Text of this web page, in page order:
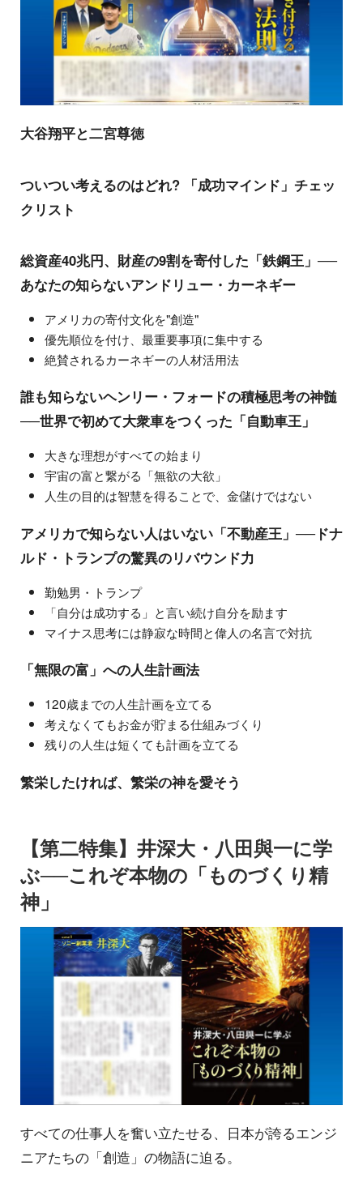
大谷翔平と二宮尊徳
ついつい考えるのはどれ? 「成功マインド」チェッ
クリスト
総資産40兆円、財産の9割を寄付した「鉄鋼王」──
あなたの知らないアンドリュー・カーネギー
アメリカの寄付文化を"創造"
優先順位を付け、最重要事項に集中する
絶賛されるカーネギーの人材活用法
誰も知らないヘンリー・フォードの積極思考の神髄
──世界で初めて大衆車をつくった「自動車王」
大きな理想がすべての始まり
宇宙の富と繋がる「無欲の大欲」
人生の目的は智慧を得ることで、金儲けではない
アメリカで知らない人はいない「不動産王」──ドナ
ルド・トランプの驚異のリバウンド力
勤勉男・トランプ
「自分は成功する」と言い続け自分を励ます
マイナス思考には静寂な時間と偉人の名言で対抗
「無限の富」への人生計画法
120歳までの人生計画を立てる
考えなくてもお金が貯まる仕組みづくり
残りの人生は短くても計画を立てる
繁栄したければ、繁栄の神を愛そう
【第二特集】井深大・八田與一に学
ぶ──これぞ本物の「ものづくり精
神」
すべての仕事人を奮い立たせる、日本が誇るエンジ
ニアたちの「創造」の物語に迫る。